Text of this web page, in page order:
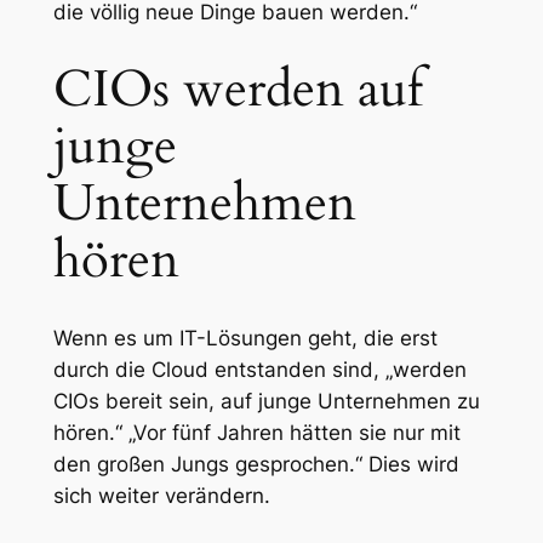
die völlig neue Dinge bauen werden.“
CIOs werden auf
junge
Unternehmen
hören
Wenn es um IT-Lösungen geht, die erst
durch die Cloud entstanden sind, „werden
CIOs bereit sein, auf junge Unternehmen zu
hören.“ „Vor fünf Jahren hätten sie nur mit
den großen Jungs gesprochen.“ Dies wird
sich weiter verändern.